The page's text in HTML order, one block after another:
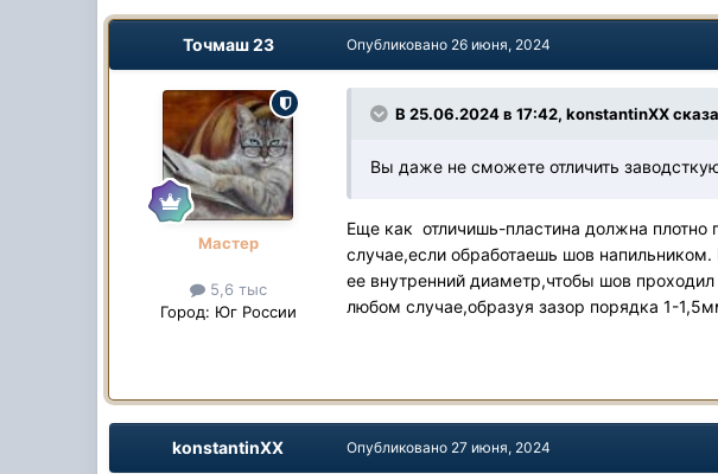
Точмаш 23
Мастер
5,6 тыс
Город: Юг России
Опубликовано 26 июня, 2024
В 25.06.2024 в 17:42,konstantinXX
Вы даже не сможете отличить
Еще как отличишь-пластина должна плотно
случае,если обработаешь шов
ее внутренний диаметр,чтобы шов
любом случае,образуя зазор порядка 1-
konstantinXX Опубликовано 27 июня, 2024